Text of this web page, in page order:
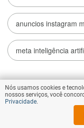
© Copyright 2026
Nós usamos cookies e
nossos serviços, você
Privacidade.